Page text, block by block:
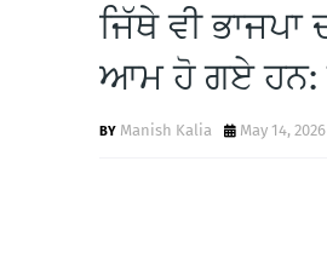
ਜਿੱਥੇ ਵੀ
ਆਮ ਹੋ ਗਏ ਹਨ:
Manish Kalia May 14, 2026